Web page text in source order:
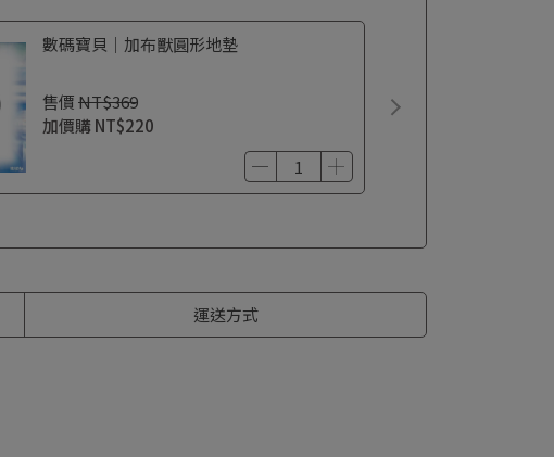
數碼寶貝｜加布獸圓形地墊
售價NT$369
加價購 NT$220
運送方式